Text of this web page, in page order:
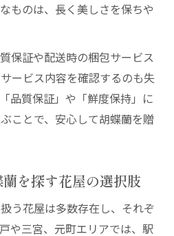
ものは、長く美しさを保ちや
保証や配送時の梱包サービス
ービス内容を確認するのも失
品質保証」や「鮮度保持」に
ことで、安心して胡蝶蘭を贈
を探す花屋の選択肢
う花屋は多数存在し、それぞ
や三宮、元町エリアでは、駅